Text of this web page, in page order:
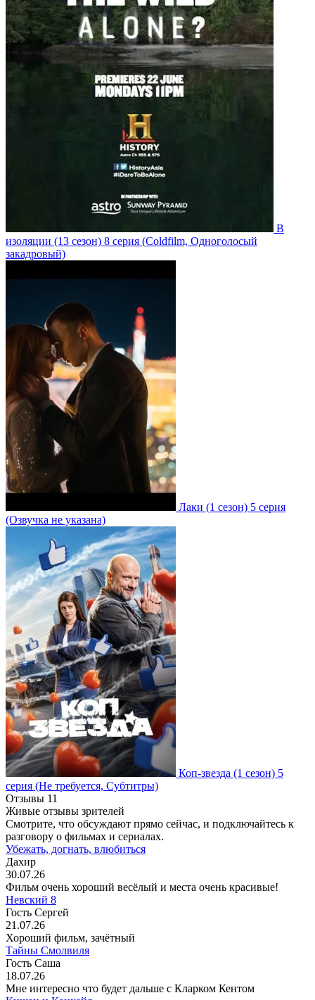
В
изоляции (13 сезон) 8 серия (Coldfilm, Одноголосый
закадровый)
Лаки (1 сезон) 5 серия
(Озвучка не указана)
Коп-звезда (1 сезон) 5
серия (Не требуется, Субтитры)
Отзывы 11
Живые отзывы зрителей
Смотрите, что обсуждают прямо сейчас, и подключайтесь к
разговору о фильмах и сериалах.
Убежать, догнать, влюбиться
Дахир
30.07.26
Фильм очень хороший весёлый и места очень красивые!
Невский 8
Гость Сергей
21.07.26
Хороший фильм, зачётный
Тайны Смолвиля
Гость Саша
18.07.26
Мне интересно что будет дальше с Кларком Кентом